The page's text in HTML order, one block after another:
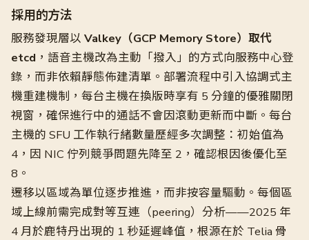
採用的方法
服務發現層以 Valkey（GCP Memory Store）取代
etcd ，語音主機改為主動「撥入」的方式向服務中心登
錄，而非依賴靜態佈建清單。部署流程中引入協調式主
機重建機制，每台主機在換版時享有 5 分鐘的優雅關閉
視窗，確保進行中的通話不會因滾動更新而中斷。每台
主機的 SFU 工作執行緒數量歷經多次調整：初始值為
4，因 NIC 佇列競爭問題先降至 2，確認根因後優化至
8。
遷移以區域為單位逐步推進，而非按容量驅動。每個區
域上線前需完成對等互連（peering）分析——2025 年
4 月於鹿特丹出現的 1 秒延遲峰值，根源在於 Telia 骨